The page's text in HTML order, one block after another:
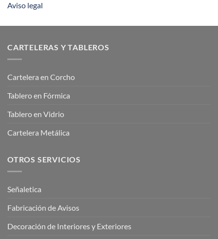
Aviso legal
CARTELERAS Y TABLEROS
Cartelera en Corcho
Tablero en Fórmica
Tablero en Vidrio
Cartelera Metálica
OTROS SERVICIOS
Señaletica
Fabricación de Avisos
Decoración de Interiores y Exteriores